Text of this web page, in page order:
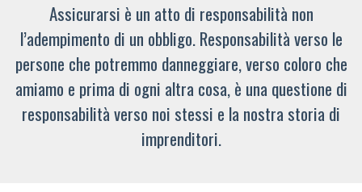
Assicurarsi è un atto di responsabilità non
l’adempimento di un obbligo. Responsabilità verso le
persone che potremmo danneggiare, verso coloro che
amiamo e prima di ogni altra cosa, è una questione di
responsabilità verso noi stessi e la nostra storia di
imprenditori.